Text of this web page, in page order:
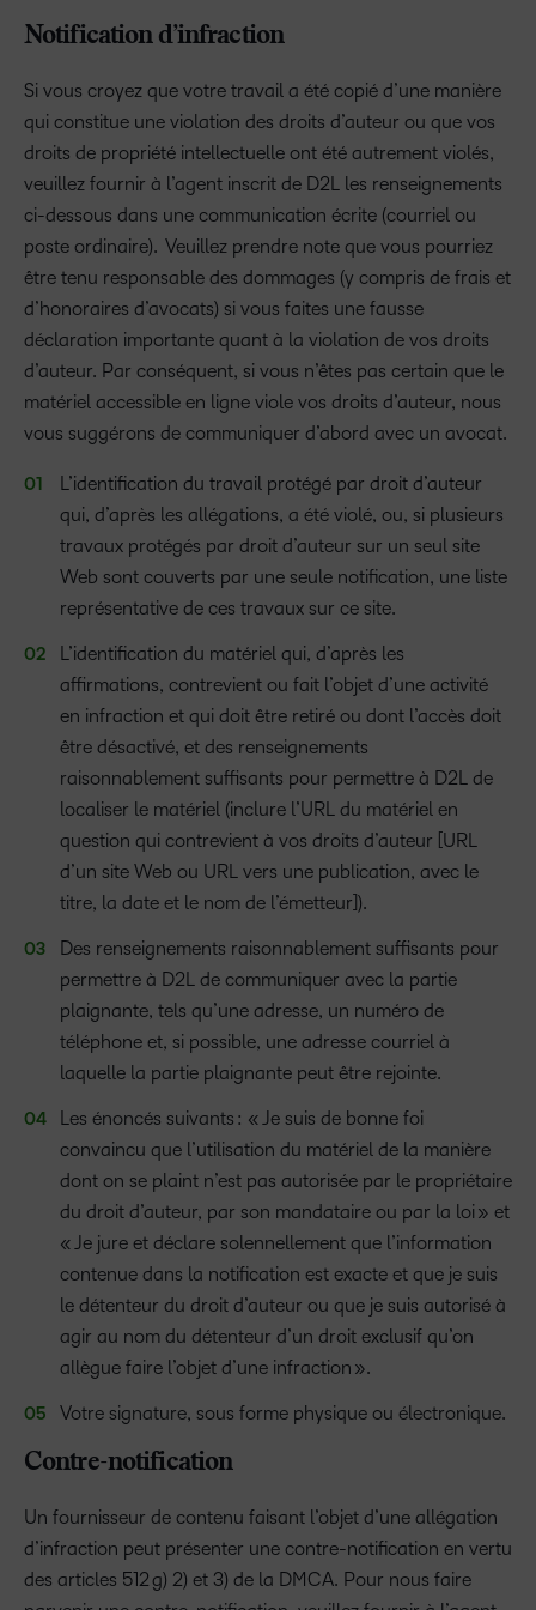
Notification d’infraction
Si vous croyez que votre travail a été copié d’une manière
qui constitue une violation des droits d’auteur ou que vos
droits de propriété intellectuelle ont été autrement violés,
veuillez fournir à l’agent inscrit de D2L les renseignements
ci-dessous dans une communication écrite (courriel ou
poste ordinaire). Veuillez prendre note que vous pourriez
être tenu responsable des dommages (y compris de frais et
d’honoraires d’avocats) si vous faites une fausse
déclaration importante quant à la violation de vos droits
d’auteur. Par conséquent, si vous n’êtes pas certain que le
matériel accessible en ligne viole vos droits d’auteur, nous
vous suggérons de communiquer d’abord avec un avocat.
L’identification du travail protégé par droit d’auteur
qui, d’après les allégations, a été violé, ou, si plusieurs
travaux protégés par droit d’auteur sur un seul site
Web sont couverts par une seule notification, une liste
représentative de ces travaux sur ce site.
L’identification du matériel qui, d’après les
affirmations, contrevient ou fait l’objet d’une activité
en infraction et qui doit être retiré ou dont l’accès doit
être désactivé, et des renseignements
raisonnablement suffisants pour permettre à D2L de
localiser le matériel (inclure l’URL du matériel en
question qui contrevient à vos droits d’auteur [URL
d’un site Web ou URL vers une publication, avec le
titre, la date et le nom de l’émetteur]).
Des renseignements raisonnablement suffisants pour
permettre à D2L de communiquer avec la partie
plaignante, tels qu’une adresse, un numéro de
téléphone et, si possible, une adresse courriel à
laquelle la partie plaignante peut être rejointe.
Les énoncés suivants : « Je suis de bonne foi
convaincu que l’utilisation du matériel de la manière
dont on se plaint n’est pas autorisée par le propriétaire
du droit d’auteur, par son mandataire ou par la loi » et
« Je jure et déclare solennellement que l’information
contenue dans la notification est exacte et que je suis
le détenteur du droit d’auteur ou que je suis autorisé à
agir au nom du détenteur d’un droit exclusif qu’on
allègue faire l’objet d’une infraction ».
Votre signature, sous forme physique ou électronique.
Contre-notification
Un fournisseur de contenu faisant l’objet d’une allégation
d’infraction peut présenter une contre-notification en vertu
des articles 512 g) 2) et 3) de la DMCA. Pour nous faire